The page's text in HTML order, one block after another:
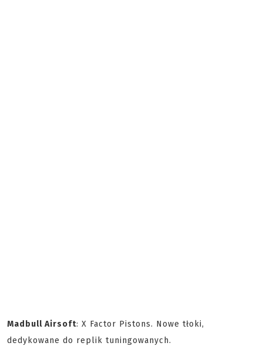
Madbull Airsoft: X Factor Pistons. Nowe tłoki,
dedykowane do replik tuningowanych.